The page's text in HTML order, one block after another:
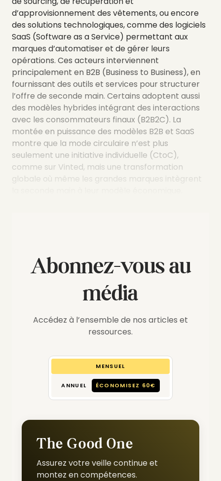
d’approvisionnement des vêtements, ou encore
des solutions technologiques, comme des logiciels
SaaS (Software as a Service) permettant aux
marques d’automatiser et de gérer leurs
opérations. Ces acteurs interviennent
principalement en B2B (Business to Business), en
fournissant des outils et services pour structurer
l’offre de seconde main. Certains adoptent aussi
des modèles hybrides intégrant des interactions
avec les consommateurs finaux (B2B2C). La
montée en puissance des modèles B2B et SaaS
montre que la mode circulaire n’est plus
seulement une initiative individuelle (CtoC),
comme sur Vinted, mais une transformation
globale où même les grandes marques intègrent
Abonnez-vous au
média
Accédez à l’ensemble de nos articles et
ressources.
MENSUEL
ANNUEL ÉCONOMISEZ 60€
The Good One
Assurez votre veille continue et
montez en compétences.